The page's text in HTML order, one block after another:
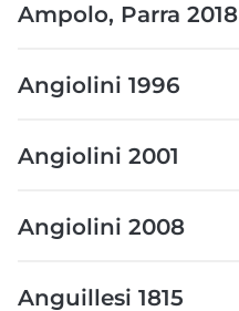
Ampolo, Parra 2018
Angiolini 1996
Angiolini 2001
Angiolini 2008
Anguillesi 1815